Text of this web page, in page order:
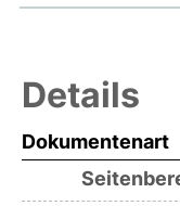
Details
Dokumentenart